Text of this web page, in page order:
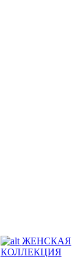
ЖЕНСКАЯ
КОЛЛЕКЦИЯ